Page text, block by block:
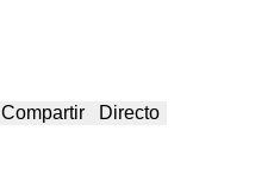
Compartir Directo